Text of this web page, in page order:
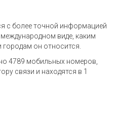
с более точной информацией
виде, каким
он относится.
4789 мобильных номеров,
связи и находятся в 1